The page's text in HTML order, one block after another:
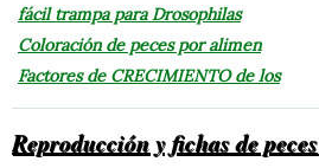
fácil trampa para Drosophilas
Coloración de peces por alimen
Factores de CRECIMIENTO de los
Reproducción y fichas de peces